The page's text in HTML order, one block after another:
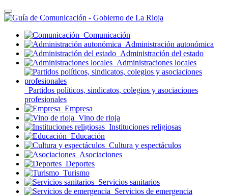
Toggle
navigation
Comunicación
Administración autonómica
Administración del estado
Administraciones locales
Partidos políticos, sindicatos, colegios y asociaciones
profesionales
Empresa
Vino de rioja
Instituciones religiosas
Educación
Cultura y espectáculos
Asociaciones
Deportes
Turismo
Servicios sanitarios
Servicios de emergencia